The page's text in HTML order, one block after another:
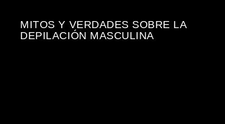
MITOS Y VERDADES SOBRE LA
DEPILACIÓN MASCULINA